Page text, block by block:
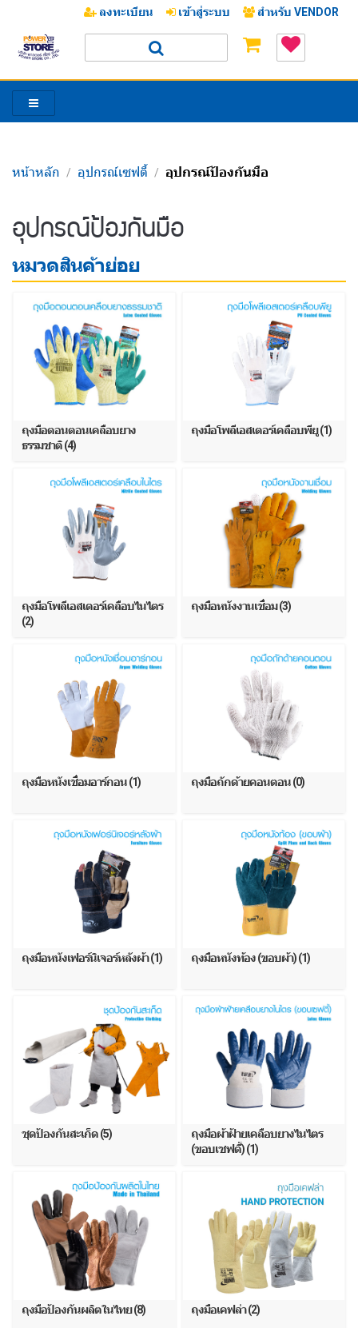
ลงทะเบียน เข้าสู่ระบบ สำหรับ VENDOR
หน้าหลัก / อุปกรณ์เซฟตี้ / อุปกรณ์ป้องกันมือ
อุปกรณ์ป้องกันมือ
หมวดสินค้าย่อย
ถุงมือตอนตอนเคลือบยาง
ธรรมชาติ (4)
ถุงมือโพลีเอสเตอร์เคลือบพียู (1)
ถุงมือโพลีเอสเตอร์เคลือบไนไตร
(2)
ถุงมือหนังงานเชื่อม (3)
ถุงมือหนังเชื่อมอาร์กอน (1) ถุงมือถักด้ายคอนตอน (0)
ถุงมือหนังเฟอร์นิเจอร์หลังผ้า (1) ถุงมือหนังท้อง (ขอบผ้า) (1)
ชุดป้องกันสะเก็ด (5)
ถุงมือผ้าฝ้ายเคลือบยางไนไตร
(ขอบเซฟตี้) (1)
ถุงมือป้องกันผลิตในไทย (8) ถุงมือเคฟล่า (2)